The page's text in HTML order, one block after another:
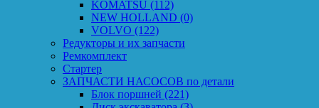
KOMATSU (112)
NEW HOLLAND (0)
VOLVO (122)
Редукторы и их запчасти
Ремкомплект
Стартер
ЗАПЧАСТИ НАСОСОВ по детали
Блок поршней (221)